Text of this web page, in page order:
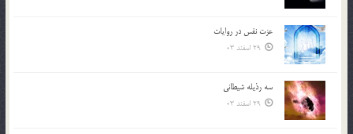
عزت نفس در روايات
29 اسفند 03
سه رذیله شیطانی
29 اسفند 03